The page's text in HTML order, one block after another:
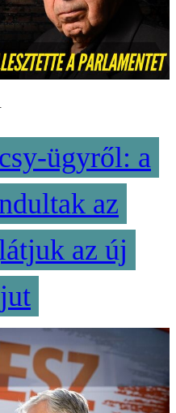
ügyről: a
az
az új